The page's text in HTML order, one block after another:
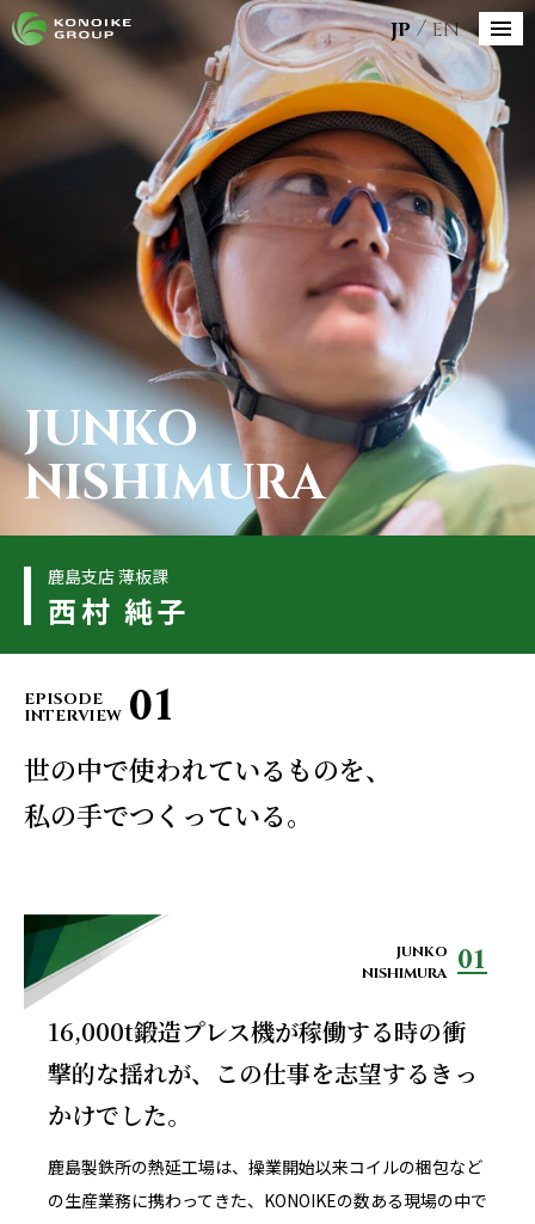
JP EN
JUNKO
NISHIMURA
EPISODE
INTERVIEW 01
世の中で使われているものを、
私の手でつくっている。
鹿島支店 薄板課
西村 純子
JUNKO
NISHIMURA 01
16,000t鍛造プレス機が稼働する時の衝
撃的な揺れが、この仕事を志望するきっ
かけでした。
鹿島製鉄所の熱延工場は、操業開始以来コイルの梱包など
の生産業務に携わってきた、KONOIKEの数ある現場の中で